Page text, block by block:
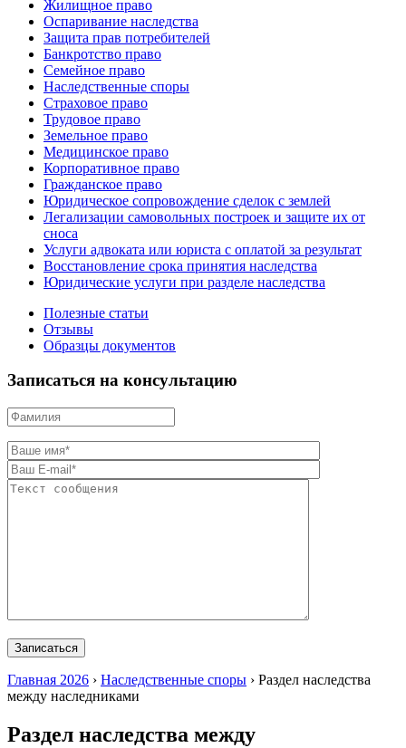
Жилищное право
Оспаривание наследства
Защита прав потребителей
Банкротство право
Семейное право
Наследственные споры
Страховое право
Трудовое право
Земельное право
Медицинское право
Корпоративное право
Гражданское право
Юридическое сопровождение сделок с землей
Легализации самовольных построек и защите их от
сноса
Услуги адвоката или юриста с оплатой за результат
Восстановление срока принятия наследства
Юридические услуги при разделе наследства
Полезные статьи
Отзывы
Образцы документов
Записаться на консультацию
Главная 2026 › Наследственные споры › Раздел наследства
между наследниками
Раздел наследства между